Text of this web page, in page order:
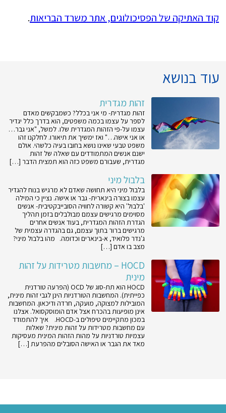
קוד האתיקה של הפסיכולוגים, אתר משרד הבריאות.
עוד בנושא
זהות מגדרית
זהות מגדרית- מי אני בכלל? כשמבקשים מאדם
לספר על עצמו בכמה משפטים, הוא בדרך כלל יגדיר
עצמו על-פי הזהות המגדרית שלו. למשל, "אני גבר…
או אני אישה…" ואז ימשיך את תיאורו. לחלקנו זהו
משפט טבעי שאינו נושא בחובו בעיה כלשהי. אולם
ישנם אנשים המתמודדים עם שאלה של זהות
מגדרית, שעבורם משפט כזה הוא תמצית הדבר […]
בלבול מיני
בלבול מיני היא תחושה שאדם לא מרגיש בנוח להגדיר
עצמו בצורה בינארית- גבר או אישה. נציין כי המילה
'בלבול' היא קשורה לחוויה הסובייבקטיבית- אנשים
מסוימים מרגישים עצמם מבולבלים בזמן תהליך
הגדרת הזהות המגדרית, בעוד אנשים אחרים
מרגישים ברור בתוך עצמם, גם בהגדרה עצמית של
ג'נדר פלואיד, א-בינארים וכדומה. מהו בלבול מיני?
מצב בו אדם […]
HOCD – מחשבות מטרידות על זהות
מינית
HOCD הוא תת-סוג של OCD (הפרעה טורדנית
כפייתית). המחשבות הטורדניות הינן לגבי זהות מינית,
המובילות למצוקה, מועקה, חרדה ודיכאון. המחשבות
אינן מופיעות בהכרח אצל אדם הומוסקסואל. אצלנו
במכון מתקיימים טיפולים ב-HOCD. איך להתמודד
עם מחשבות מטרידות על זהות מינית? שאלות
עצמיות טורדניות על מהות הזהות המינית מעסיקות
מאד את הגבר או האישה הסובלים מהפרעת […]